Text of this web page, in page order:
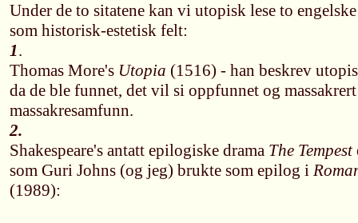
Under de to sitatene kan vi utopisk lese to
som historisk-estetisk felt:
1.
Thomas More's Utopia (1516) - han beskrev
da de ble funnet, det vil si oppfunnet og
massakresamfunn.
2.
Shakespeare's antatt epilogiske drama The Tempest
som Guri Johns (og jeg) brukte som epilog i
(1989):